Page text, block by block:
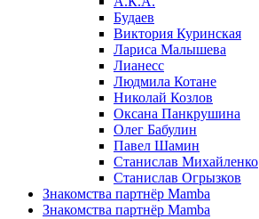
Будаев
Виктория Куринская
Лариса Малышева
Лианесс
Людмила Котане
Николай Козлов
Оксана Панкрушина
Олег Бабулин
Павел Шамин
Станислав Михайленко
Станислав Огрызков
Знакомства партнёр Mamba
Знакомства партнёр Mamba